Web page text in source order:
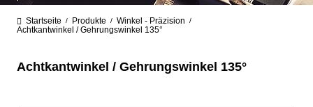
Startseite / Produkte / Winkel - Präzision /
Achtkantwinkel / Gehrungswinkel 135°
Achtkantwinkel / Gehrungswinkel 135°